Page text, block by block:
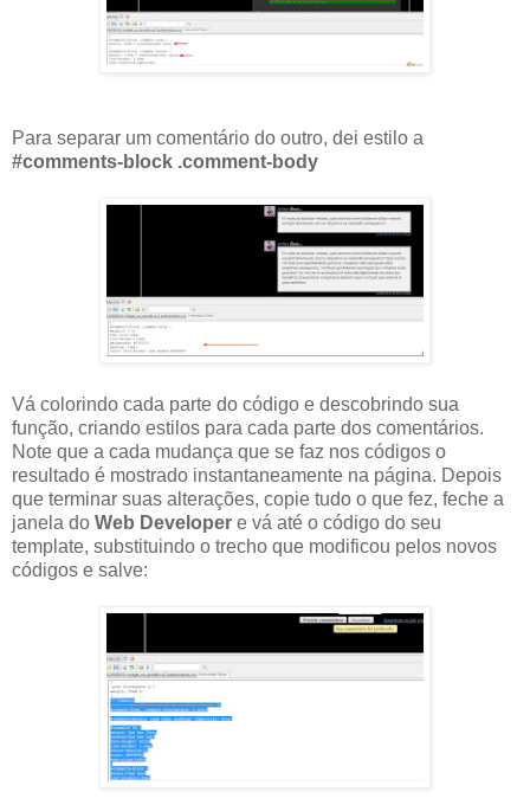
Para separar um comentário do outro, dei estilo a
#comments-block .comment-body
Vá colorindo cada parte do código e descobrindo sua
função, criando estilos para cada parte dos comentários.
Note que a cada mudança que se faz nos códigos o
resultado é mostrado instantaneamente na página. Depois
que terminar suas alterações, copie tudo o que fez, feche a
janela do Web Developer e vá até o código do seu
template, substituindo o trecho que modificou pelos novos
códigos e salve: